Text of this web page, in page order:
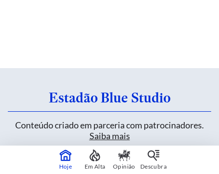
Estadão Blue Studio
Conteúdo criado em parceria com patrocinadores.
Saiba mais
Heineken inova sem alterar uma fórmula de
Hoje Em Alta Opinião Descubra